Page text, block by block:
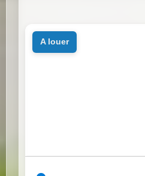
a louer